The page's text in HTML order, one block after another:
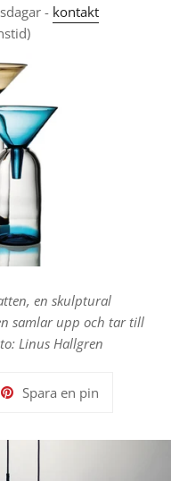
- kontakt
en skulptural
samlar upp och tar till
Linus Hallgren
Spara en pin